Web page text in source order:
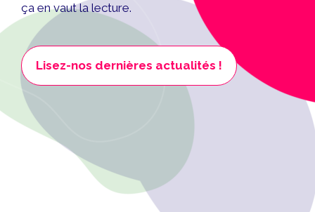
ça en vaut la lecture.
Lisez-nos dernières actualités !